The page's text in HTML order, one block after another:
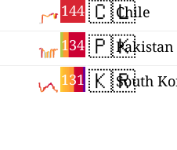
144
134
131
🇨🇱
Chile
🇵🇰Pakistan
🇰🇷South